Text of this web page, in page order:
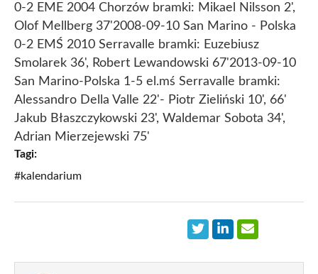
0-2 EME 2004 Chorzów bramki: Mikael Nilsson 2',
Olof Mellberg 37'2008-09-10 San Marino - Polska
0-2 EMŚ 2010 Serravalle bramki: Euzebiusz
Smolarek 36', Robert Lewandowski 67'2013-09-10
San Marino-Polska 1-5 el.mś Serravalle bramki:
Alessandro Della Valle 22'- Piotr Zieliński 10', 66'
Jakub Błaszczykowski 23', Waldemar Sobota 34',
Adrian Mierzejewski 75'
Tagi:
#kalendarium